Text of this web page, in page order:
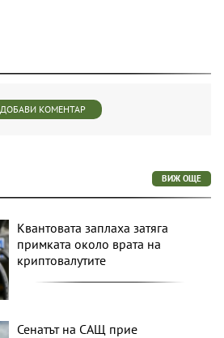
ДОБАВИ КОМЕНТАР
ВИЖ ОЩЕ
Квантовата заплаха затяга
примката около врата на
криптовалутите
Сенатът на САЩ прие